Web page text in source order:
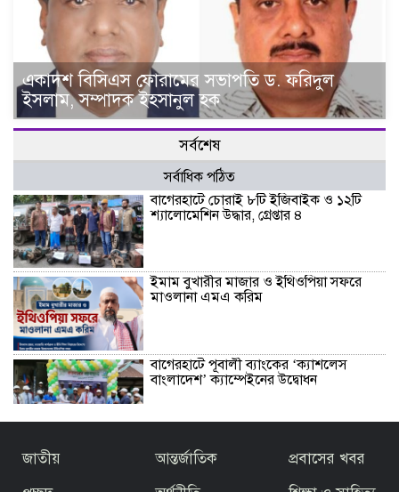
একাদশ বিসিএস ফোরামের সভাপতি ড. ফরিদুল
ইসলাম, সম্পাদক ইহসানুল হক
সর্বশেষ
সর্বাধিক পঠিত
বাগেরহাটে চোরাই ৮টি ইজিবাইক ও ১২টি
শ্যালোমেশিন উদ্ধার, গ্রেপ্তার ৪
ইমাম বুখারীর মাজার ও ইথিওপিয়া সফরে
মাওলানা এমএ করিম
বাগেরহাটে পূবালী ব্যাংকের ‘ক্যাশলেস
বাংলাদেশ’ ক্যাম্পেইনের উদ্বোধন
বাজেটকে সময়োপযোগী ও জনকল্যাণমুখী
আখ্যা দিলেন মাওলানা এম.এ. করিম ইবনে
জাতীয়
আন্তর্জাতিক
প্রবাসের খবর